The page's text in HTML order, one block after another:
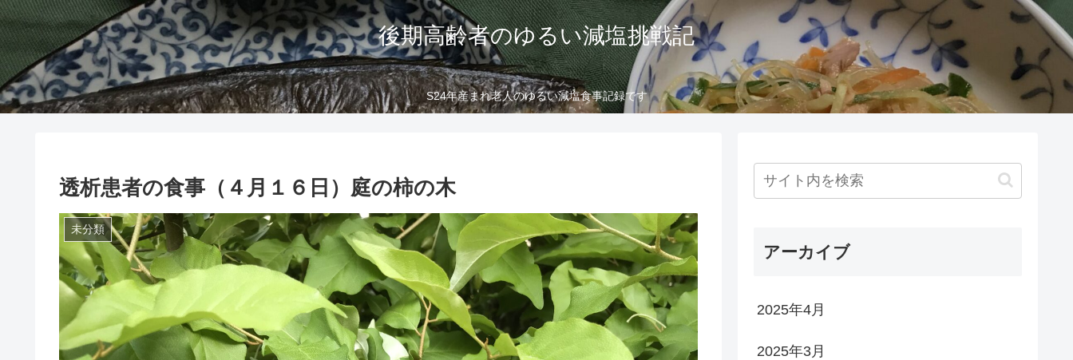
後期高齢者のゆるい減塩挑戦記
S24年産まれ老人のゆるい減塩食事記録です
透析患者の食事（４月１６日）庭の柿の木
未分類
アーカイブ
2025年4月
2025年3月